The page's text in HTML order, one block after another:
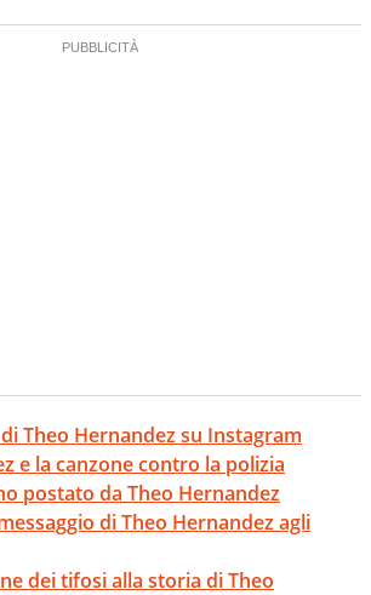
Theo Hernandez su Instagram
e la canzone contro la polizia
postato da Theo Hernandez
di Theo Hernandez agli
dei tifosi alla storia di Theo